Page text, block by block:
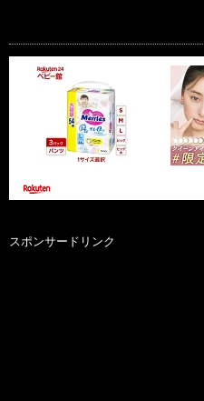
スポンサードリンク